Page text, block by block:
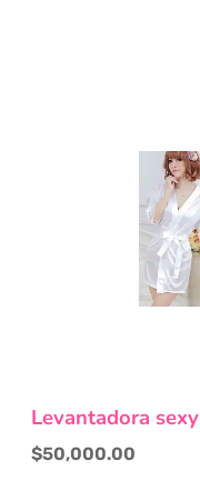
producto
tiene
múltiples
Levantadora sexy
$50,000.00